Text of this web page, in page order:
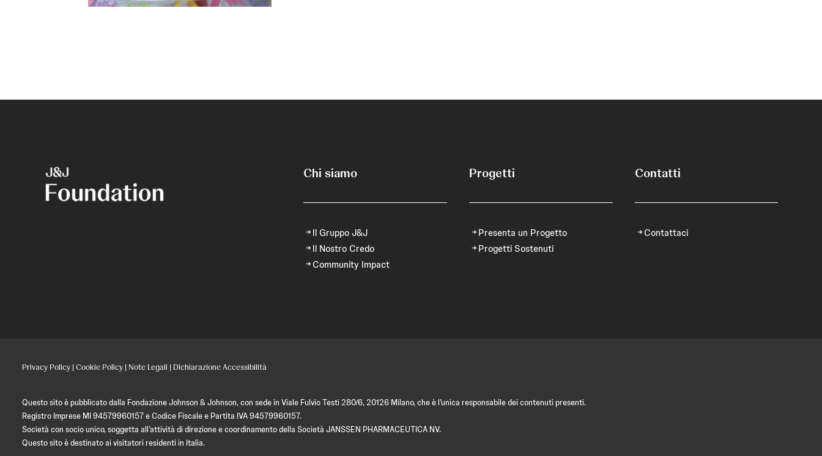
Chi siamo
Il Gruppo J&J
Il Nostro Credo
Community Impact
Progetti
Presenta un Progetto
Progetti Sostenuti
Contatti
Contattaci
Privacy Policy | Cookie Policy | Note Legali | Dichiarazione Accessibilità
Questo sito è pubblicato dalla Fondazione Johnson & Johnson, con sede in Viale Fulvio Testi 280/6, 20126 Milano, che è l’unica responsabile dei contenuti presenti.
Registro Imprese MI 94579960157 e Codice Fiscale e Partita IVA 94579960157.
Società con socio unico, soggetta all’attività di direzione e coordinamento della Società JANSSEN PHARMACEUTICA NV.
Questo sito è destinato ai visitatori residenti in Italia.